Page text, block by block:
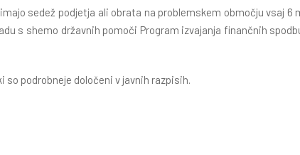
sedež podjetja ali obrata na problemskem območju vsaj 6
s shemo državnih pomoči Program izvajanja finančnih
podrobneje določeni v javnih razpisih.